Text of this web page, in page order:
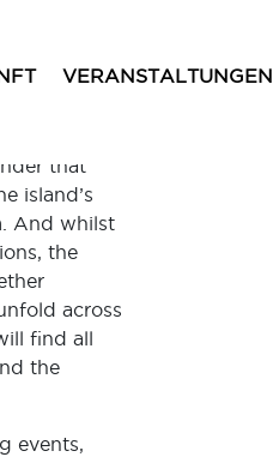
VERANSTALTUNGEN
that
island’s
And whilst
the
across
find all
the
events,